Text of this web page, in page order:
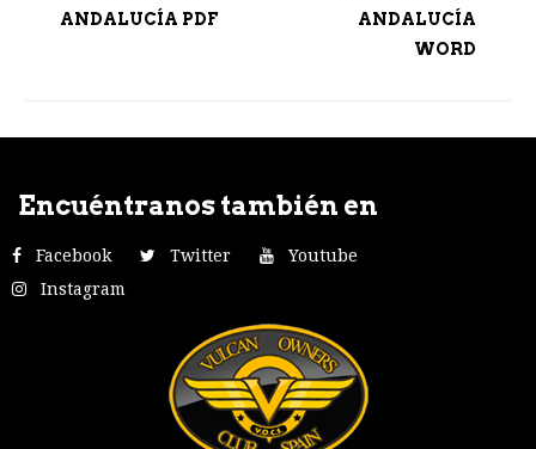
ANDALUCÍA PDF
ANDALUCÍA
WORD
Encuéntranos también en
Facebook Twitter
Youtube
Instagram